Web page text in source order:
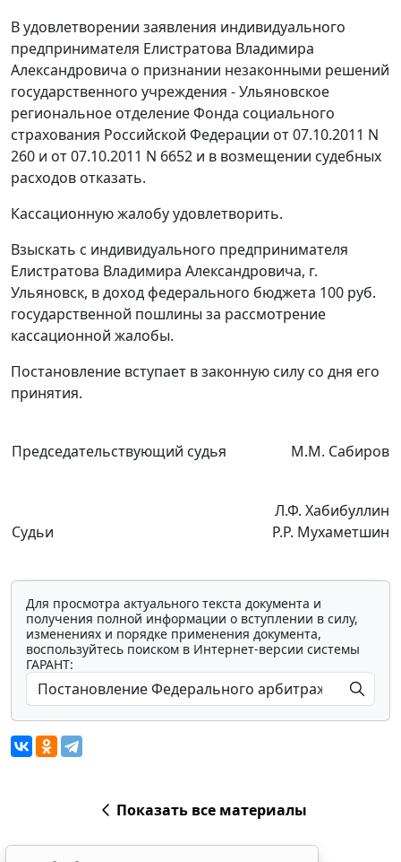
В удовлетворении заявления индивидуального
предпринимателя Елистратова Владимира
Александровича о признании незаконными решений
государственного учреждения - Ульяновское
региональное отделение Фонда социального
страхования Российской Федерации от 07.10.2011 N
260 и от 07.10.2011 N 6652 и в возмещении судебных
расходов отказать.
Кассационную жалобу удовлетворить.
Взыскать с индивидуального предпринимателя
Елистратова Владимира Александровича, г.
Ульяновск, в доход федерального бюджета 100 руб.
государственной пошлины за рассмотрение
кассационной жалобы.
Постановление вступает в законную силу со дня его
принятия.
Председательствующий судья М.М. Сабиров
Судьи
Л.Ф. Хабибуллин
Р.Р. Мухаметшин
Для просмотра актуального текста документа и
получения полной информации о вступлении в силу,
изменениях и порядке применения документа,
воспользуйтесь поиском в Интернет-версии системы
ГАРАНТ:
Показать все материалы